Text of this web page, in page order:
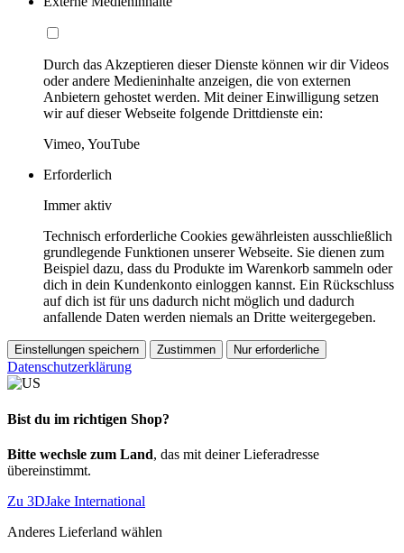
Durch das Akzeptieren dieser Dienste können wir dir Videos
oder andere Medieninhalte anzeigen, die von externen
Anbietern gehostet werden. Mit deiner Einwilligung setzen
wir auf dieser Webseite folgende Drittdienste ein:
Vimeo, YouTube
Erforderlich
Immer aktiv
Technisch erforderliche Cookies gewährleisten ausschließlich
grundlegende Funktionen unserer Webseite. Sie dienen zum
Beispiel dazu, dass du Produkte im Warenkorb sammeln oder
dich in dein Kundenkonto einloggen kannst. Ein Rückschluss
auf dich ist für uns dadurch nicht möglich und dadurch
anfallende Daten werden niemals an Dritte weitergegeben.
Einstellungen speichern Zustimmen Nur erforderliche
Datenschutzerklärung
Bist du im richtigen Shop?
Bitte wechsle zum Land, das mit deiner Lieferadresse
übereinstimmt.
Zu 3DJake International
Anderes Lieferland wählen